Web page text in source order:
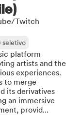
Twitch
seletivo
platform
artists and the
experiences.
to merge
its derivatives
an immersive
provid...